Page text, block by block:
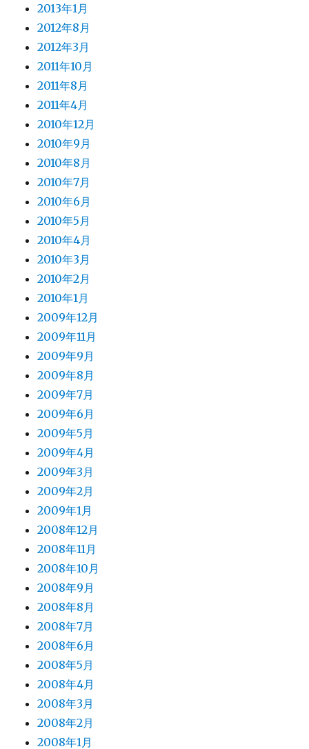
2013年1月
2012年8月
2012年3月
2011年10月
2011年8月
2011年4月
2010年12月
2010年9月
2010年8月
2010年7月
2010年6月
2010年5月
2010年4月
2010年3月
2010年2月
2010年1月
2009年12月
2009年11月
2009年9月
2009年8月
2009年7月
2009年6月
2009年5月
2009年4月
2009年3月
2009年2月
2009年1月
2008年12月
2008年11月
2008年10月
2008年9月
2008年8月
2008年7月
2008年6月
2008年5月
2008年4月
2008年3月
2008年2月
2008年1月